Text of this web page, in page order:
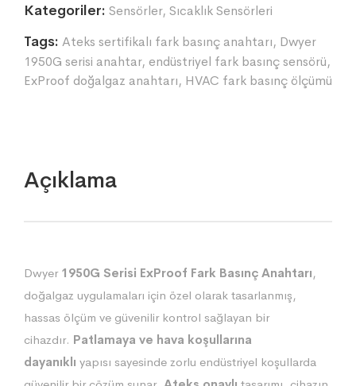
Kategoriler: Sensörler, Sıcaklık Sensörleri
Tags: Ateks sertifikalı fark basınç anahtarı, Dwyer
1950G serisi anahtar, endüstriyel fark basınç sensörü,
ExProof doğalgaz anahtarı, HVAC fark basınç ölçümü
Açıklama
Dwyer 1950G Serisi ExProof Fark Basınç Anahtarı,
doğalgaz uygulamaları için özel olarak tasarlanmış,
hassas ölçüm ve güvenilir kontrol sağlayan bir
cihazdır. Patlamaya ve hava koşullarına
dayanıklı yapısı sayesinde zorlu endüstriyel koşullarda